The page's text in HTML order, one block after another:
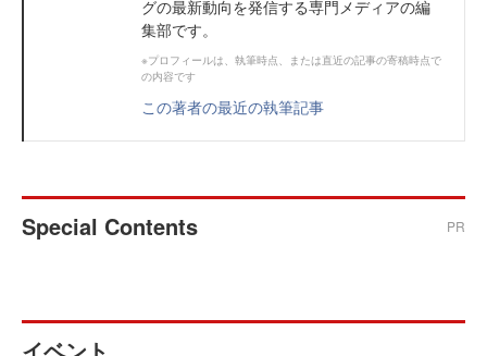
グの最新動向を発信する専門メディアの編
集部です。
※プロフィールは、執筆時点、または直近の記事の寄稿時点で
の内容です
この著者の最近の執筆記事
Special Contents PR